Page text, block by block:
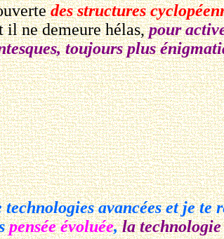
des structures
il ne demeure hélas,pour
toujours plus
avancées et je te
pensée évoluée,la technologie